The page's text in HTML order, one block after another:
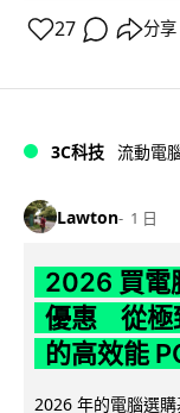
27 分享
3C科技 流動電
Lawton 1 日
2026 買電
優惠 從極
的高效能
2026 年的電腦選